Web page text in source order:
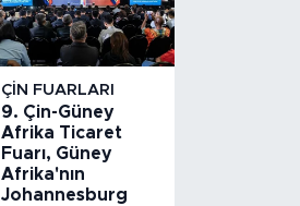
ÇIN FUARLARI
9. Çin-Güney
Afrika Ticaret
Fuarı, Güney
Afrika'nın
Johannesburg